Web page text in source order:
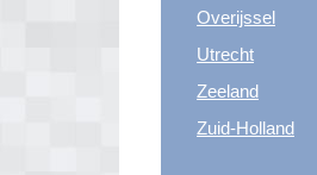
Overijssel
Utrecht
Zeeland
Zuid-Holland